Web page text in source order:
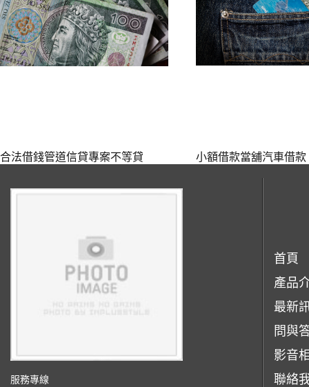
合法借錢管道信貸專案不等貸 小額借款當舖汽車借款
服務專線
首頁
產品
最新
問與
影音
聯絡